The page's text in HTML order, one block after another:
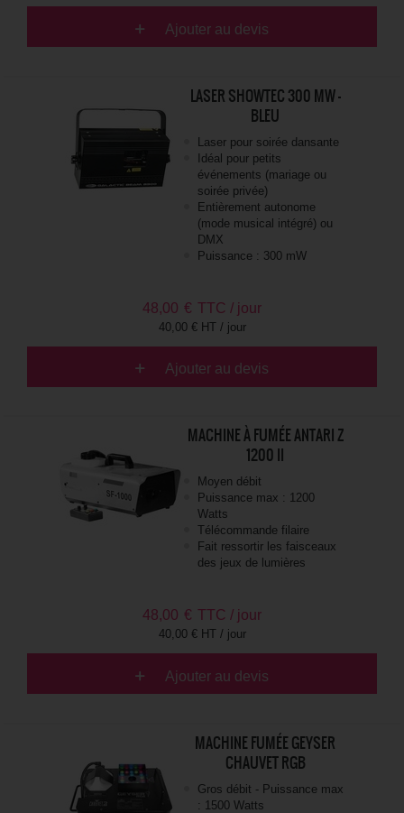
Ajouter au devis
LASER SHOWTEC 300 MW -
BLEU
Laser pour soirée dansante
Idéal pour petits
événements (mariage ou
soirée privée)
Entièrement autonome
(mode musical intégré) ou
DMX
Puissance : 300 mW
48,00 € TTC / jour
40,00 € HT / jour
Ajouter au devis
MACHINE À FUMÉE ANTARI Z
1200 II
Moyen débit
Puissance max : 1200
Watts
Télécommande filaire
Fait ressortir les faisceaux
des jeux de lumières
48,00 € TTC / jour
40,00 € HT / jour
Ajouter au devis
MACHINE FUMÉE GEYSER
CHAUVET RGB
Gros débit - Puissance max
: 1500 Watts